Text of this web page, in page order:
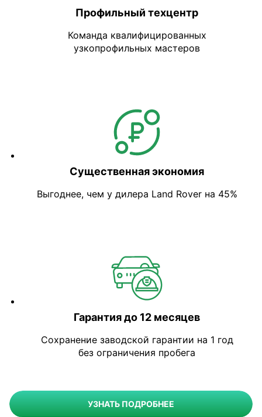
Профильный техцентр
Команда квалифицированных
узкопрофильных мастеров
Существенная экономия
Выгоднее, чем у дилера Land Rover на 45%
Гарантия до 12 месяцев
Сохранение заводской гарантии на 1 год
без ограничения пробега
УЗНАТЬ ПОДРОБНЕЕ